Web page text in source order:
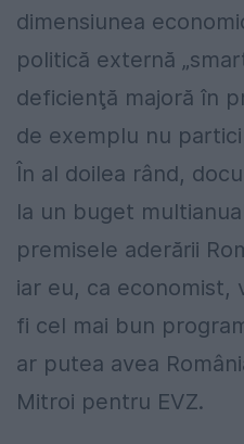
dimensiunea
politică externă
deficienţă majoră în
de exemplu nu
În al doilea rând,
la un buget
premisele aderării
iar eu, ca economist,
fi cel mai bun
ar putea avea
Mitroi pentru EVZ.